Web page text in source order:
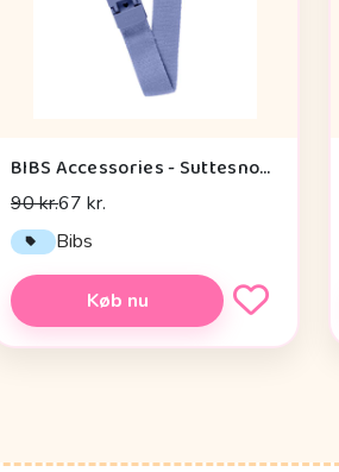
BIBS Accessories - Suttesnor - Loop - Peri
90 kr.67 kr.
Bibs
Køb nu